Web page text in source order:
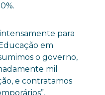
para
em
o governo,
mil
e contratamos